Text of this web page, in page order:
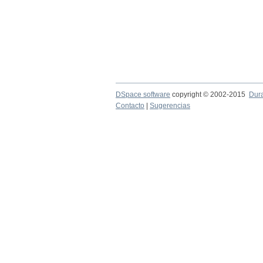
DSpace software copyright © 2002-2015
Contacto
Sugerencias